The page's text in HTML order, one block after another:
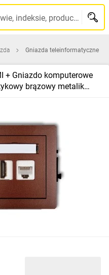
Szukaj po nazwie, indeksie, producencie, kodzie kreskowym...
Gniazda teleinformatyczne
+ Gniazdo komputerowe
brązowy metalik